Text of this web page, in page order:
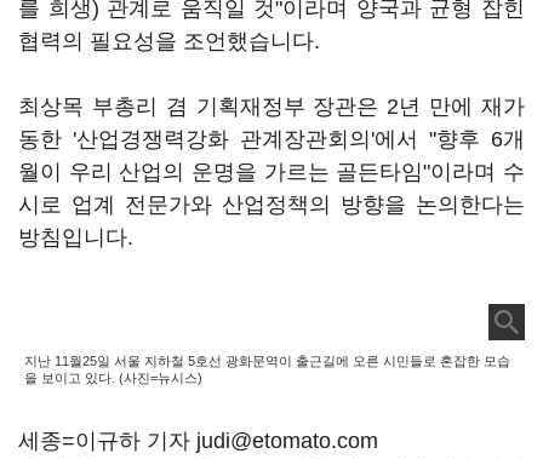
를 희생) 관계로 움직일 것"이라며 양국과 균형 잡힌
협력의 필요성을 조언했습니다.
최상목 부총리 겸 기획재정부 장관은 2년 만에 재가
동한 '산업경쟁력강화 관계장관회의'에서 "향후 6개
월이 우리 산업의 운명을 가르는 골든타임"이라며 수
시로 업계 전문가와 산업정책의 방향을 논의한다는
방침입니다.
지난 11월25일 서울 지하철 5호선 광화문역이 출근길에 오른 시민들로 혼잡한 모습
을 보이고 있다. (사진=뉴시스)
세종=이규하 기자 judi@etomato.com